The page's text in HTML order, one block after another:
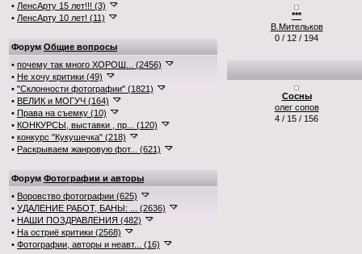
• ЛенсАрту 15 лет!!! (3)
• ЛенсАрту 10 лет! (11)
Форум Общие вопросы
• почему так много ХОРОШ... (2456)
• Не хочу критики (49)
• "Склонности фотографии" (1821)
• ВЕЛИК и МОГУЧ (164)
• Права на съемку (10)
• КОНКУРСЫ, выставки , пр... (120)
• конкурс "Кукушечка" (218)
• Раскрываем жанровую фот... (621)
Форум Фотографии и авторы
• Воровство фотографии (625)
• УДАЛЕНИЕ РАБОТ, БАНЫ: ... (2636)
• НАШИ ПОЗДРАВЛЕНИЯ (482)
• На остриё критики (2568)
• Фотографии, авторы и неавт... (16)
***
В.Мительков
0 / 12 / 194
Сосны
олег сопов
4 / 15 / 156